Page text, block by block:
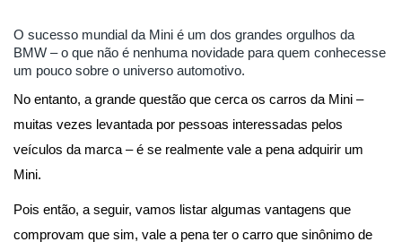
O sucesso mundial da Mini é um dos grandes orgulhos da
BMW – o que não é nenhuma novidade para quem conhecesse
um pouco sobre o universo automotivo.
No entanto, a grande questão que cerca os carros da Mini –
muitas vezes levantada por pessoas interessadas pelos
veículos da marca – é se realmente vale a pena adquirir um
Mini.
Pois então, a seguir, vamos listar algumas vantagens que
comprovam que sim, vale a pena ter o carro que sinônimo de